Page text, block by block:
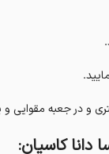
دانا کاسیان: